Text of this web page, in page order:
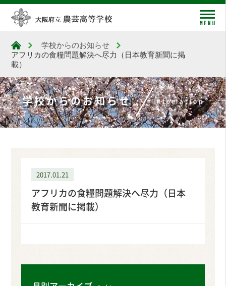
大阪府立農芸高等学校
学校からのお知らせ
アフリカの食糧問題解決へ尽力（日本教育新聞に掲
載）
学校からのお知らせ infomation
2017.01.21
アフリカの食糧問題解決へ尽力（日本
教育新聞に掲載）